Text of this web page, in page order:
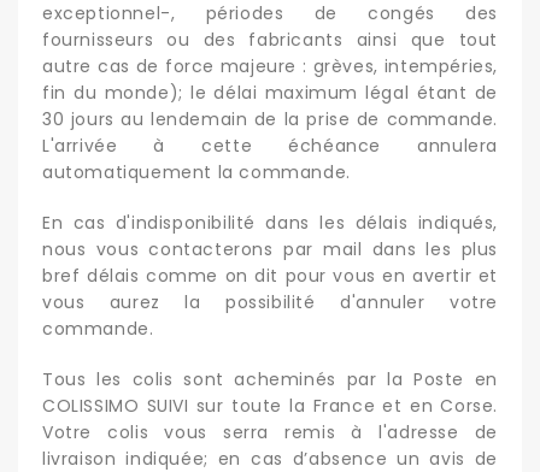
exceptionnel-, périodes de congés des
fournisseurs ou des fabricants ainsi que tout
autre cas de force majeure : grèves, intempéries,
fin du monde); le délai maximum légal étant de
30 jours au lendemain de la prise de commande.
L'arrivée à cette échéance annulera
automatiquement la commande.
En cas d'indisponibilité dans les délais indiqués,
nous vous contacterons par mail dans les plus
bref délais comme on dit pour vous en avertir et
vous aurez la possibilité d'annuler votre
commande.
Tous les colis sont acheminés par la Poste en
COLISSIMO SUIVI sur toute la France et en Corse.
Votre colis vous serra remis à l'adresse de
livraison indiquée; en cas d’absence un avis de